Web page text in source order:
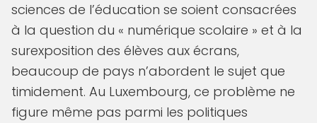
sciences de l’éducation se soient consacrées
à la question du « numérique scolaire » et à la
surexposition des élèves aux écrans,
beaucoup de pays n’abordent le sujet que
timidement. Au Luxembourg, ce problème ne
figure même pas parmi les politiques